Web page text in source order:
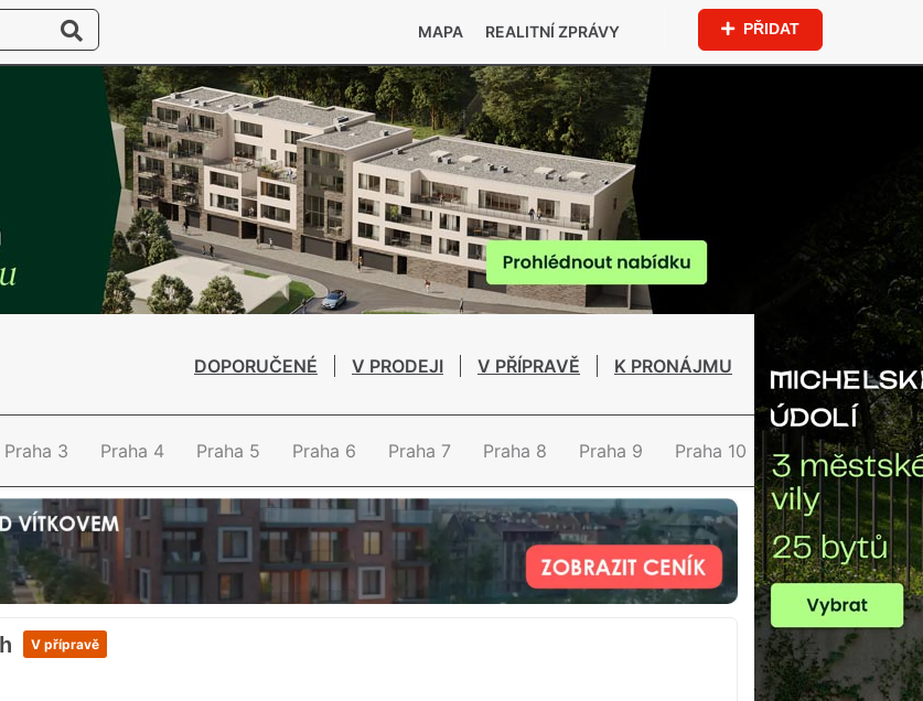
MAPA REALITNÍ ZPRÁVY PŘIDAT
DOPORUČENÉ V PRODEJI V PŘÍPRAVĚ K PRONÁJMU
Praha 3 Praha 4 Praha 5 Praha 6 Praha 7 Praha 8 Praha 9 Praha 10
V přípravě